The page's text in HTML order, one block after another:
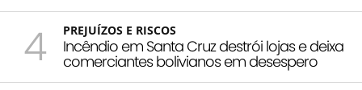
4 PREJUÍZOS E RISCOS
Incêndio em Santa Cruz destrói lojas e deixa
comerciantes bolivianos em desespero